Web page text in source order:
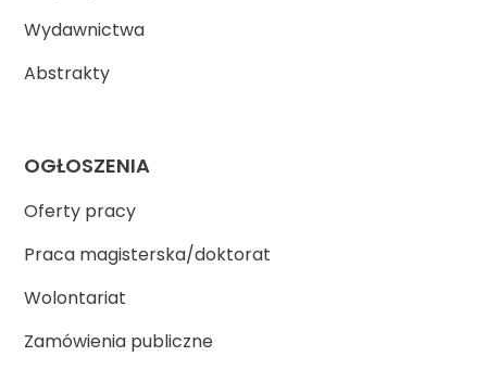
Wydawnictwa
Abstrakty
OGŁOSZENIA
Oferty pracy
Praca magisterska/doktorat
Wolontariat
Zamówienia publiczne